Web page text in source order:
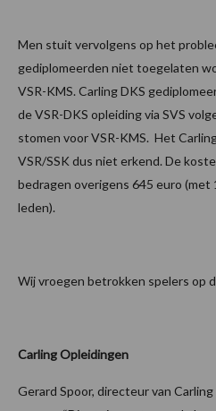
Men stuit vervolgens op het
gediplomeerden niet toegelaten
VSR-KMS. Carling DKS
de VSR-DKS opleiding via SVS
stomen voor VSR-KMS. Het
VSR/SSK dus niet erkend. De
bedragen overigens 645 euro (met
leden).
Wij vroegen betrokken spelers op
Carling Opleidingen
Gerard Spoor, directeur van